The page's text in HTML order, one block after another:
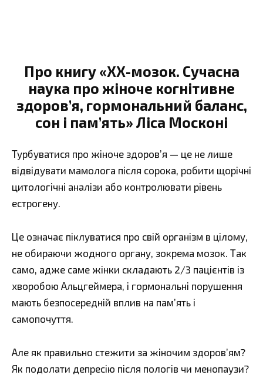
Про книгу «ХХ-мозок. Сучасна
наука про жіноче когнітивне
здоров’я, гормональний баланс,
сон і пам’ять» Ліса Москоні
Турбуватися про жіноче здоров’я — це не лише
відвідувати мамолога після сорока, робити щорічні
цитологічні аналізи або контролювати рівень
естрогену.
Це означає піклуватися про свій організм в цілому,
не обираючи жодного органу, зокрема мозок. Так
само, адже саме жінки складають 2/3 пацієнтів із
хворобою Альцгеймера, і гормональні порушення
мають безпосередній вплив на пам’ять і
самопочуття.
Але як правильно стежити за жіночим здоров’ям?
Як подолати депресію після пологів чи менопаузи?